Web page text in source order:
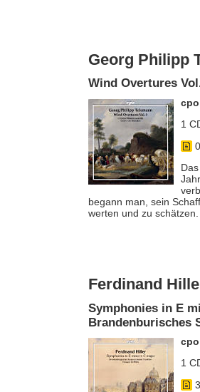
Georg Philipp
Wind Overtures
cpo
1
begann man, sein
werten und zu
Ferdinand
Symphonies in E
Brandenburisches
cpo
1